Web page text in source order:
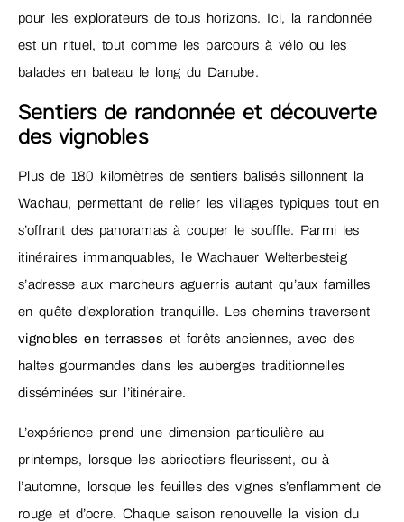
pour les explorateurs de tous horizons. Ici, la randonnée
est un rituel, tout comme les parcours à vélo ou les
balades en bateau le long du Danube.
Sentiers de randonnée et découverte
des vignobles
Plus de 180 kilomètres de sentiers balisés sillonnent la
Wachau, permettant de relier les villages typiques tout en
s’offrant des panoramas à couper le souffle. Parmi les
itinéraires immanquables, le Wachauer Welterbesteig
s’adresse aux marcheurs aguerris autant qu’aux familles
en quête d’exploration tranquille. Les chemins traversent
vignobles en terrasses et forêts anciennes, avec des
haltes gourmandes dans les auberges traditionnelles
disséminées sur l’itinéraire.
L’expérience prend une dimension particulière au
printemps, lorsque les abricotiers fleurissent, ou à
l’automne, lorsque les feuilles des vignes s’enflamment de
rouge et d’ocre. Chaque saison renouvelle la vision du